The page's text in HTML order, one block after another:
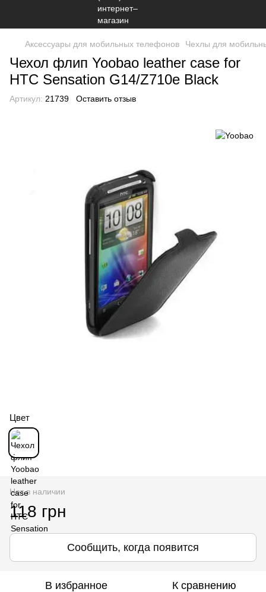
Аксессуары для мобильных телефонов Чехлы для
Чехол флип Yoobao leather case for
HTC Sensation G14/Z710e Black
Артикул: 21739 Оставить отзыв
Цвет
Нет в наличии
118 грн
Сообщить, когда появится
В избранное К сравнению